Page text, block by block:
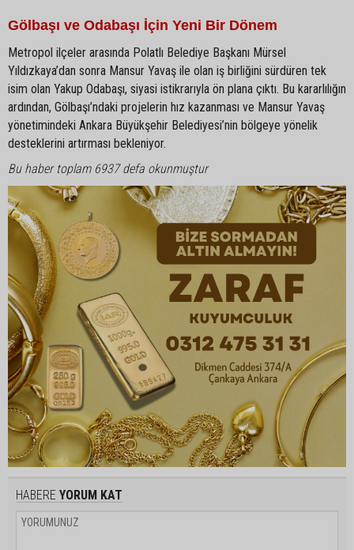
Gölbaşı ve Odabaşı İçin Yeni Bir Dönem
Metropol ilçeler arasında Polatlı Belediye Başkanı Mürsel
Yıldızkaya’dan sonra Mansur Yavaş ile olan iş birliğini sürdüren tek
isim olan Yakup Odabaşı, siyasi istikrarıyla ön plana çıktı. Bu kararlılığın
ardından, Gölbaşı’ndaki projelerin hız kazanması ve Mansur Yavaş
yönetimindeki Ankara Büyükşehir Belediyesi’nin bölgeye yönelik
desteklerini artırması bekleniyor.
Bu haber toplam 6937 defa okunmuştur
HABERE YORUM KAT